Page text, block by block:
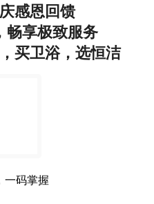
感恩回馈
畅享极致服务
买卫浴，选恒洁
一码掌握